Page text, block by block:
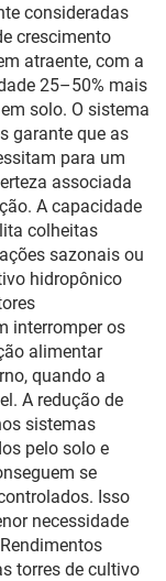
consideradas
crescimento
atraente, com a
25–50% mais
solo. O sistema
garante que as
para um
associada
A capacidade
colheitas
sazonais ou
hidropônico
interromper os
alimentar
quando a
A redução de
sistemas
pelo solo e
se
Isso
necessidade
torres de cultivo